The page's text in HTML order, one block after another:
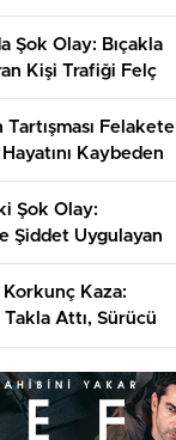
Şok Olay: Bıçakla
Kişi Trafiği Felç
Felakete
Kaybeden
Dramı
Şok Olay:
Şiddet Uygulayan
Korkunç Kaza:
Attı, Sürücü